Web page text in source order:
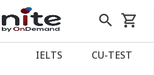
close
search
Skip
to
shopping_cart
รถเข็น
IELTS CU‑TEST